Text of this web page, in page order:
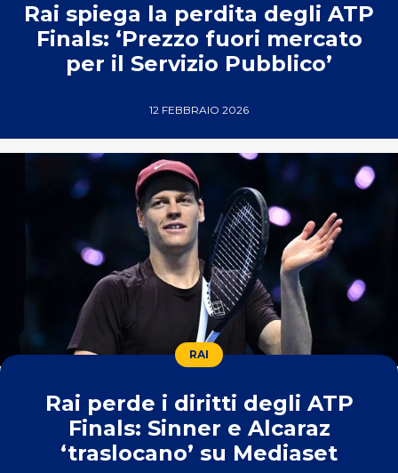
Rai spiega la perdita degli ATP
Finals: ‘Prezzo fuori mercato
per il Servizio Pubblico’
12 FEBBRAIO 2026
RAI
Rai perde i diritti degli ATP
Finals: Sinner e Alcaraz
‘traslocano’ su Mediaset